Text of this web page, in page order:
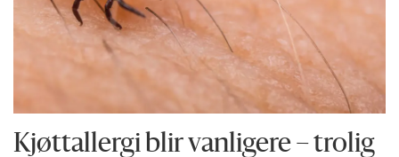
Kjøttallergi blir vanligere – trolig